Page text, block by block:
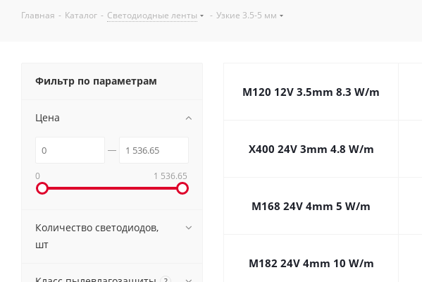
Главная - Каталог - Светодиодные ленты - Узкие 3.5-5 мм
M120 12V 3.5mm 8.3 W/m
X400 24V 3mm 4.8 W/m
M168 24V 4mm 5 W/m
M182 24V 4mm 10 W/m
Фильтр по параметрам
Цена
0 1 536.65
Количество светодиодов,
шт